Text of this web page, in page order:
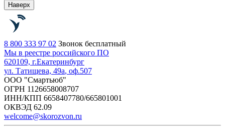
Наверх
8 800 333 97 02 Звонок бесплатный
Мы в реестре российского ПО
620109, г.Екатеринбург
ул. Татищева, 49а, оф.507
ООО "Смартьюб"
ОГРН 1126658008707
ИНН/КПП 6658407780/665801001
ОКВЭД 62.09
welcome@skorozvon.ru